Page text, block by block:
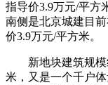
指导价3.9万元/平方
南侧是北京城建目
价3.9万元/平方米。
新地块建筑规模
米，又是一个千户